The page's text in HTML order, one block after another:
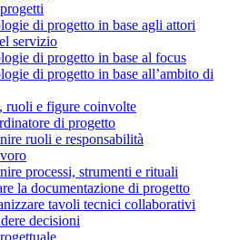
di progetto in base agli attori
servizio
di progetto in base al focus
di progetto in base all’ambito di
ruoli e figure coinvolte
di progetto
ruoli e responsabilità
processi, strumenti e rituali
la documentazione di progetto
tavoli tecnici collaborativi
decisioni